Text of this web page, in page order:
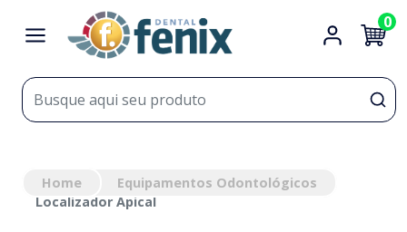
0
Home
Equipamentos Odontológicos
Localizador Apical